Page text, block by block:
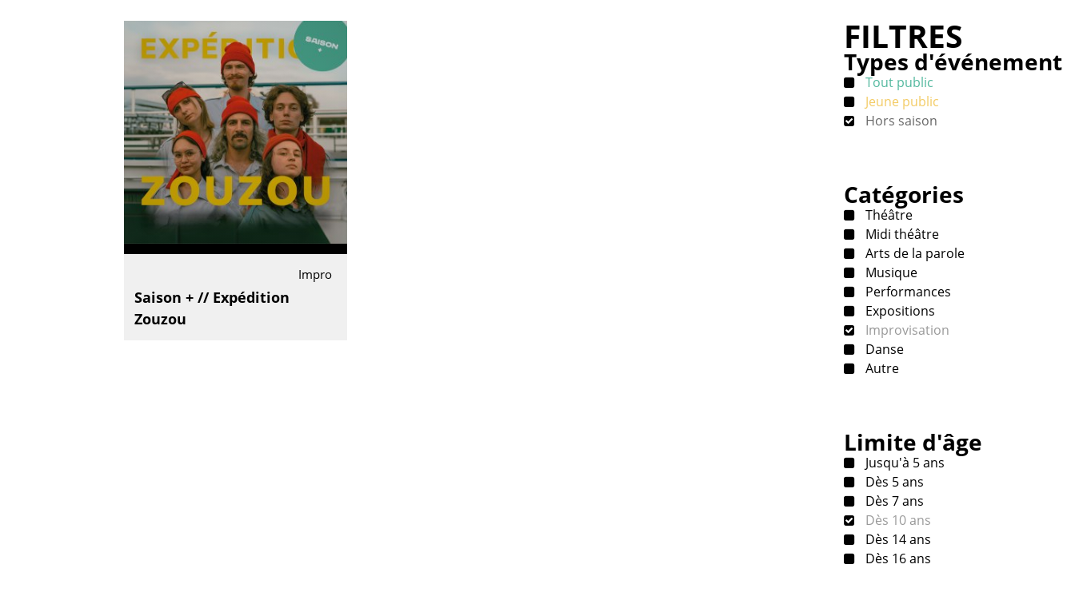
Impro
Saison + // Expédition
Zouzou
FILTRES
Types d'événement
Tout public
Jeune public
Hors saison
Catégories
Théâtre
Midi théâtre
Arts de la parole
Musique
Performances
Expositions
Improvisation
Danse
Autre
Limite d'âge
Jusqu'à 5 ans
Dès 5 ans
Dès 7 ans
Dès 10 ans
Dès 14 ans
Dès 16 ans